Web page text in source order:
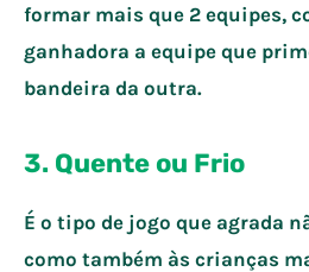
formar mais que 2 equipes,
ganhadora a equipe que
bandeira da outra.
3. Quente ou Frio
É o tipo de jogo que agrada
como também às crianças